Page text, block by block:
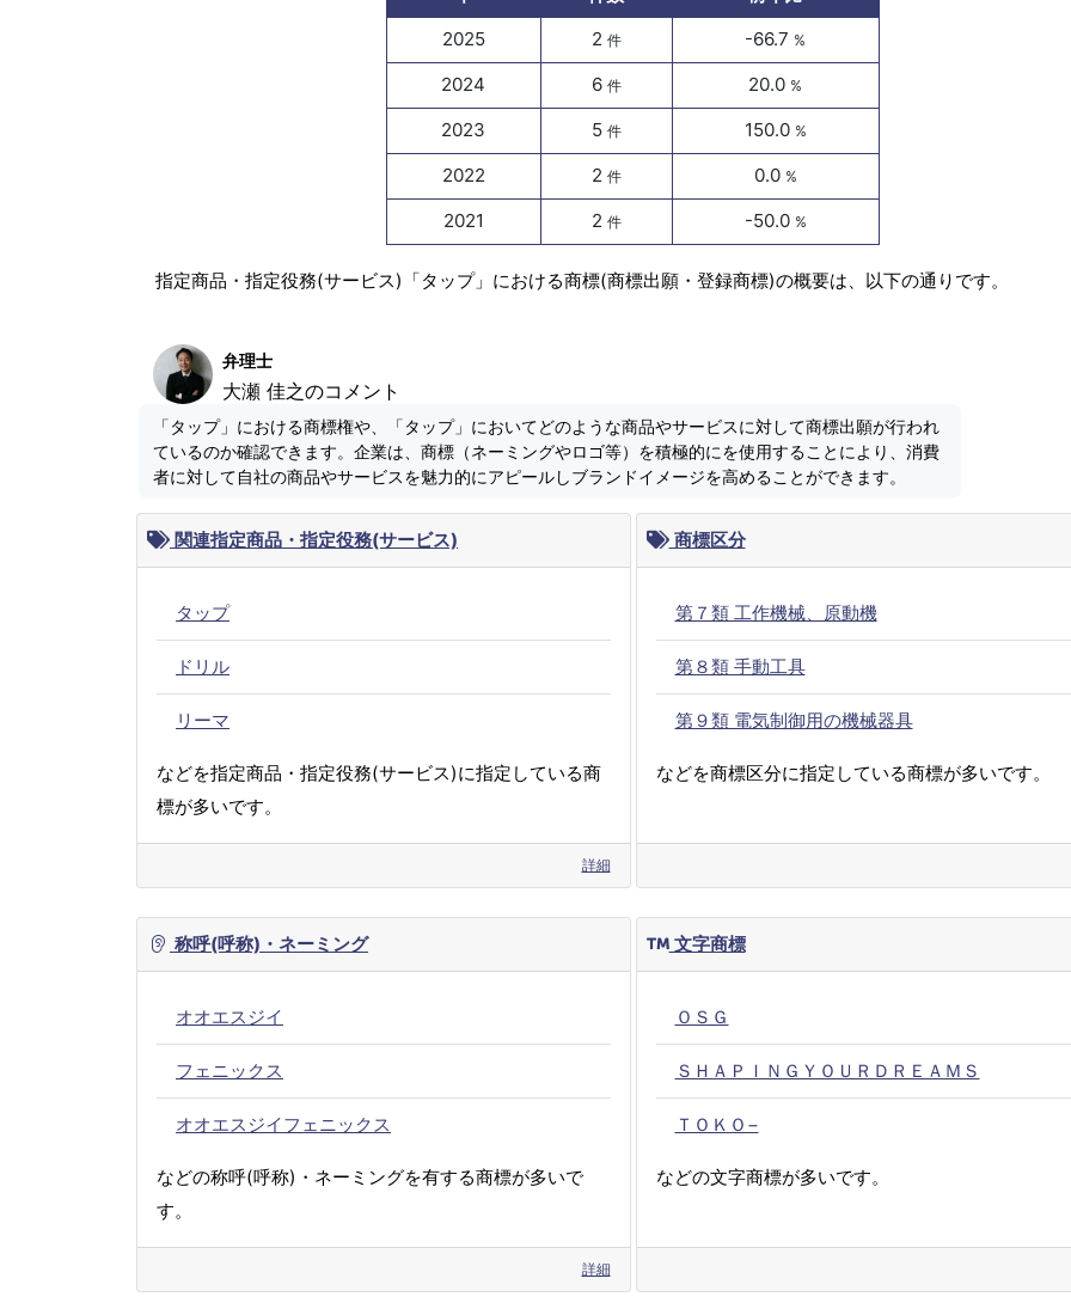
2025
2 件 -66.7 %
2024 6 件 20.0 %
2023 5 件 150.0 %
2022 2 件 0.0 %
2021 2 件 -50.0 %
指定商品・指定役務(サービス)「タップ」における商標(商標出願・登録商標)の概要は、以下の通りです。
弁理士
大瀬 佳之のコメント
「タップ」における商標権や、「タップ」においてどのような商品やサービスに対して商標出願が行われ
ているのか確認できます。企業は、商標（ネーミングやロゴ等）を積極的にを使用することにより、消費
者に対して自社の商品やサービスを魅力的にアピールしブランドイメージを高めることができます。
関連指定商品・指定役務(サービス)
タップ
ドリル
リーマ
などを指定商品・指定役務(サービス)に指定している商
標が多いです。
詳細
商標区分
第７類 工作機械、原動機
第８類 手動工具
第９類 電気制御用の機械器具
などを商標区分に指定している商標が多いです。
称呼(呼称)・ネーミング
オオエスジイ
フェニックス
オオエスジイフェニックス
などの称呼(呼称)・ネーミングを有する商標が多いで
す。
詳細
文字商標
ＯＳＧ
ＳＨＡＰＩＮＧＹＯＵＲＤＲＥＡＭＳ
ＴＯＫＯ−
などの文字商標が多いです。